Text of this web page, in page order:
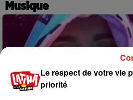
Musique
Le respect de votre vie
priorité